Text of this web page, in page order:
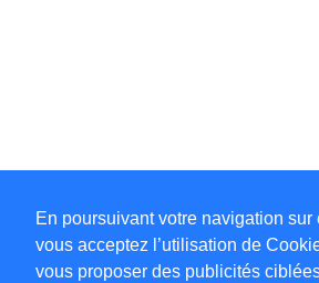
En poursuivant votre navigation sur
vous acceptez l’utilisation de
vous proposer des publicités